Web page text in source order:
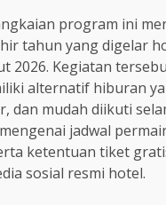
program ini
tahun yang digelar
2026. Kegiatan
alternatif hiburan
dan mudah diikuti
jadwal
ketentuan tiket
sosial resmi hotel.